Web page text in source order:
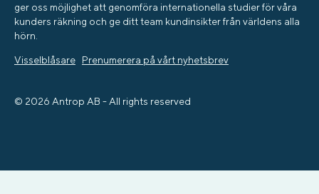
ger oss möjlighet att genomföra internationella studier för våra
kunders räkning och ge ditt team kundinsikter från världens alla
hörn.
Visselblåsare Prenumerera på vårt nyhetsbrev
© 2026 Antrop AB - All rights reserved